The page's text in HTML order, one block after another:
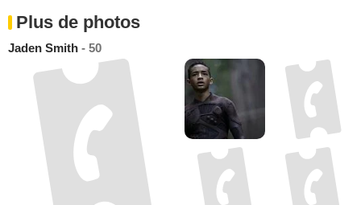
Plus de photos
Jaden Smith - 50